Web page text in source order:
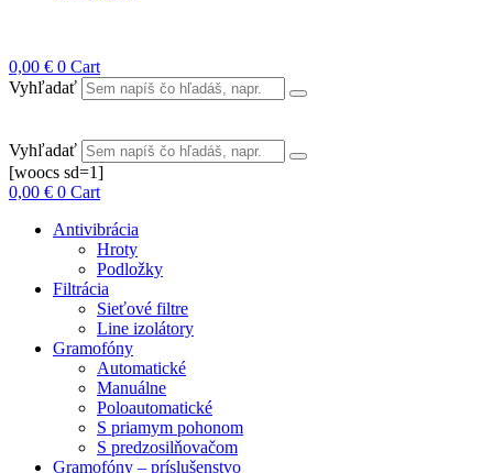
0,00 € 0 Cart
Vyhľadať
Vyhľadať
[woocs sd=1]
0,00 € 0 Cart
Antivibrácia
Hroty
Podložky
Filtrácia
Sieťové filtre
Line izolátory
Gramofóny
Automatické
Manuálne
Poloautomatické
S priamym pohonom
S predzosilňovačom
Gramofóny – príslušenstvo